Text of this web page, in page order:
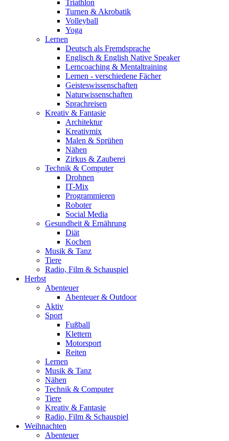
Triathlon
Turnen & Akrobatik
Volleyball
Yoga
Lernen
Deutsch als Fremdsprache
Englisch & English Native Speaker
Lerncoaching & Mentaltraining
Lernen - verschiedene Fächer
Geisteswissenschaften
Naturwissenschaften
Sprachreisen
Kreativ & Fantasie
Architektur
Kreativmix
Malen & Sprühen
Nähen
Zirkus & Zauberei
Technik & Computer
Drohnen
IT-Mix
Programmieren
Roboter
Social Media
Gesundheit & Ernährung
Diät
Kochen
Musik & Tanz
Tiere
Radio, Film & Schauspiel
Herbst
Abenteuer
Abenteuer & Outdoor
Aktiv
Sport
Fußball
Klettern
Motorsport
Reiten
Lernen
Musik & Tanz
Nähen
Technik & Computer
Tiere
Kreativ & Fantasie
Radio, Film & Schauspiel
Weihnachten
Abenteuer